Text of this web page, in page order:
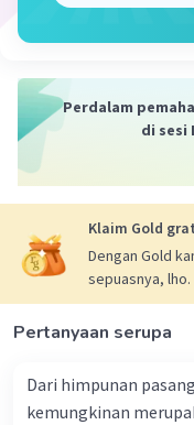
penjelasan ini
Beri Rating·
Perdalam
di sesi
Klaim Gold
Dengan Gold
sepuasnya, lho.
Pertanyaan serupa
Dari himpunan
kemungkinan merupakan ko-